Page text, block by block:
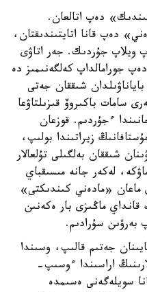
دەپ اتالعان.
دەپ قانا اتايتىندىقتان،
ويلاپ جۇردىك. جەر اتاۋى
جورامالداپ كەلگەنىمىز دە
باياناۋىلدان شىققان جەتى
سامات باكىروۆ قىزىلتاۋعا
ءجۇردىم. قوزعان
زيراتىندا بولىپ،
شىققان بەلگىلى تۇلعالار
لەكەر جانە مىسىقباي
ماعان «مادەني كىندىكتى»
ماڭىزى بار ەكەنىن
بەرۋىن سۇرادىم.
جەتىم قالىپ، وسىندا
اراسىندا ءوسىپ-
سويلەگەنى ەسىمدە